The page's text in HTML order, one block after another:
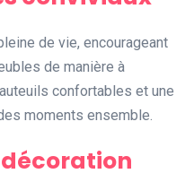
de vie, encourageant
de manière à
confortables et une
moments ensemble.